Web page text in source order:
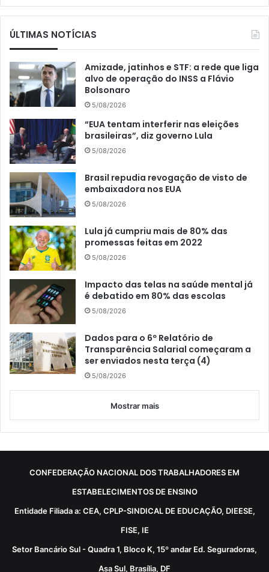
ÚLTIMAS NOTÍCIAS
Amizade, jatinhos e STF: a rede que liga
alvo de operação do INSS a Flávio
Bolsonaro
5/08/2026
“EUA tentam interferir nas eleições
brasileiras”, diz governo Lula
5/08/2026
Brasil repudia revogação de visto de
embaixadora nos EUA
5/08/2026
Lula já cumpriu mais de 80% das
promessas feitas em 2022
5/08/2026
Impacto das telas na saúde mental já
é debatido em 80% das escolas
5/08/2026
Dados para o 6º Relatório de
Transparência Salarial começaram a
ser enviados nesta terça (4)
5/08/2026
Mostrar mais
CONFEDERAÇÃO NACIONAL DOS TRABALHADORES EM
ESTABELECIMENTOS DE ENSINO
Entidade Filiada a: CEA, CPLP-SINDICAL DE EDUCAÇÃO, DIEESE,
FISE, IE
Setor Bancário Sul - Quadra 1, Bloco K, 15º andar Ed. Seguradoras,
Asa Sul, Brasília, DF